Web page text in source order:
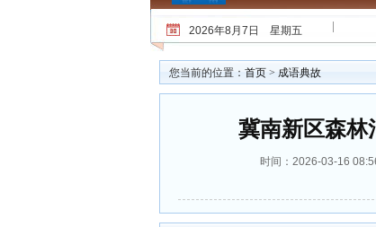
2026年8月7日 星期五
您当前的位置： 首页 > 成语典故
冀南新区森林
时间：2026-03-16